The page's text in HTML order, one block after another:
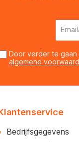
Door verder te
algemene
Bedrijfsgegevens